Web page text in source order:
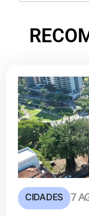
CIDADES 7